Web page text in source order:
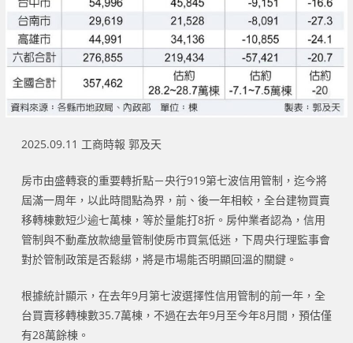
2025.09.11 工商時報 郭及天
房市由盛轉衰的重要轉折點－央行919第七波信用管制，迄今將
屆滿一周年，以此時間點為界，前、後一年相較，全台建物買賣
移轉棟數短少逾七萬棟，等於量能打8折。房仲業者認為，信用
管制與不動產放款總量管制使房市買氣低迷，下周央行理監事會
對於管制政策是否鬆綁，將是市場能否明顯回溫的關鍵。
根據統計顯示，在去年9月第七波選擇性信用管制的前一年，全
台買賣移轉棟數35.7萬棟，不過在去年9月至今年8月間，預估僅
有28萬餘棟。